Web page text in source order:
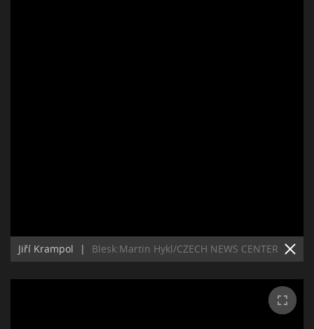
Jiří Krampol | Blesk:Martin Hykl/CZECH NEWS CENTER